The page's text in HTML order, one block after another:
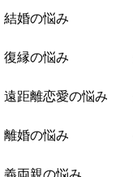
結婚の悩み
復縁の悩み
遠距離恋愛の悩み
離婚の悩み